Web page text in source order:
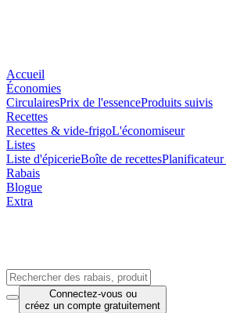
Accueil
Économies
CirculairesPrix de l'essenceProduits suivis
Recettes
Recettes & vide-frigoL'économiseur
Listes
Liste d'épicerieBoîte de recettesPlanificateur
Rabais
Blogue
Extra
Connectez-vous ou
créez un compte gratuitement